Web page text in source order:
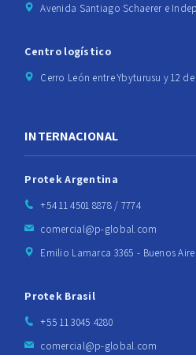
Avenida Santiago Schaerer e
Centro logístico
Cerro León entre Ybyturusu y 12
INTERNACIONAL
Protek Argentina
+54 11 4501 8878 / 7774
comercial@p-global.com
Emilio Lamarca 3365 - Buenos
Protek Brasil
+55 11 3045 4280
comercial@p-global.com